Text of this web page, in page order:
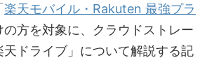
楽天モバイル・Rakuten 最強プラ
の方を対象に、クラウドストレー
天ドライブ」について解説する記